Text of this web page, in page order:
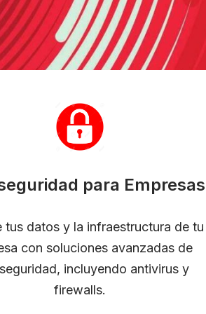
para Empresas
tus datos y la infraestructura de tu
con soluciones avanzadas de
incluyendo antivirus y
firewalls.